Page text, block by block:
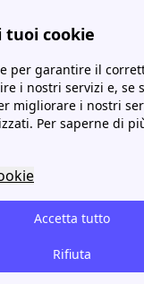
tuoi cookie
per garantire il
i nostri servizi e, se
migliorare i nostri
Per saperne di
Accetta tutto
Rifiuta
Gaxa Energia: scopri le Offerte, i Contatti e il Numero Verde
Contatti e
una vasta gamma
e business in